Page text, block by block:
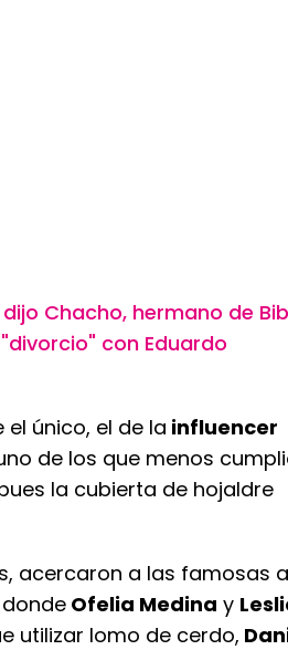
dijo Chacho, hermano de
con Eduardo
único, el de la influencer
de los que menos
la cubierta de hojaldre
acercaron a las famosas
Ofelia Medina y
utilizar lomo de cerdo,